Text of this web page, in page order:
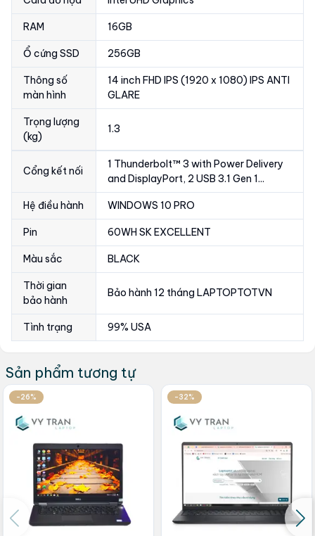
RAM 16GB
Ổ cứng SSD 256GB
Thông số
màn hình
14 inch FHD IPS (1920 x 1080) IPS ANTI
GLARE
Trọng lượng
(kg)
1.3
Cổng kết nối
1 Thunderbolt™ 3 with Power Delivery
and DisplayPort, 2 USB 3.1 Gen 1...
Hệ điều hành WINDOWS 10 PRO
Pin 60WH SK EXCELLENT
Màu sắc BLACK
Thời gian
bảo hành
Bảo hành 12 tháng LAPTOPTOTVN
Tình trạng 99% USA
Sản phẩm tương tự
-26% -32%